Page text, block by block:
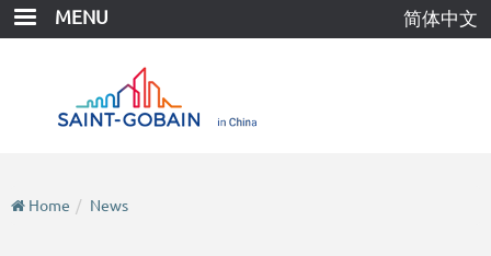
Skip
MENU 简体中文
Home News